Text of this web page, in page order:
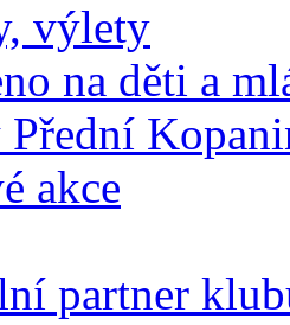
výlety
na děti a
akce
partner